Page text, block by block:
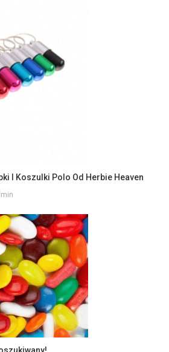
I Koszulki Polo Od Herbie Heaven